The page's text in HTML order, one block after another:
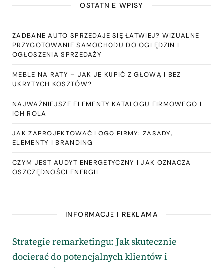
OSTATNIE WPISY
ZADBANE AUTO SPRZEDAJE SIĘ ŁATWIEJ? WIZUALNE
PRZYGOTOWANIE SAMOCHODU DO OGLĘDZIN I
OGŁOSZENIA SPRZEDAŻY
MEBLE NA RATY – JAK JE KUPIĆ Z GŁOWĄ I BEZ
UKRYTYCH KOSZTÓW?
NAJWAŻNIEJSZE ELEMENTY KATALOGU FIRMOWEGO I
ICH ROLA
JAK ZAPROJEKTOWAĆ LOGO FIRMY: ZASADY,
ELEMENTY I BRANDING
CZYM JEST AUDYT ENERGETYCZNY I JAK OZNACZA
OSZCZĘDNOŚCI ENERGII
INFORMACJE I REKLAMA
Strategie remarketingu: Jak skutecznie
docierać do potencjalnych klientów i